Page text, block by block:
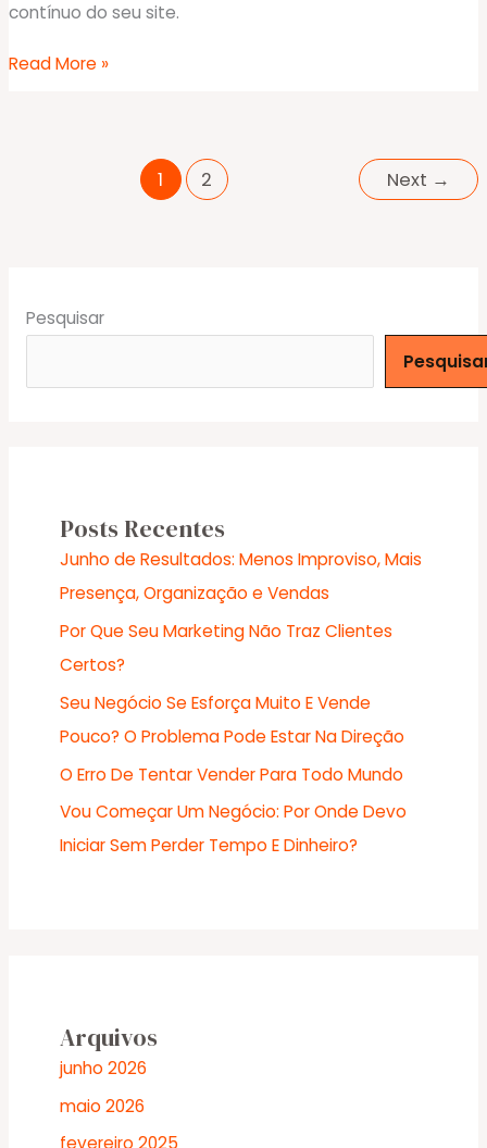
contínuo do seu site.
Dicas
Read More »
1 2 Next →
Pesquisar
Posts Recentes
Junho de Resultados: Menos Improviso, Mais
Presença, Organização e Vendas
Por Que Seu Marketing Não Traz Clientes
Certos?
Seu Negócio Se Esforça Muito E Vende
Pouco? O Problema Pode Estar Na Direção
O Erro De Tentar Vender Para Todo Mundo
Vou Começar Um Negócio: Por Onde Devo
Iniciar Sem Perder Tempo E Dinheiro?
Arquivos
junho 2026
maio 2026